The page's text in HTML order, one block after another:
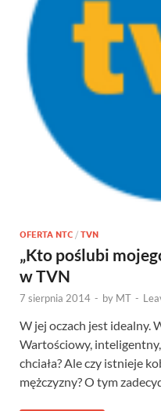
OFERTA NTC / TVN
„Kto poślubi
w TVN
7 sierpnia 2014 - by MT -
W jej oczach jest idealny.
Wartościowy,
chciała? Ale czy istnieje
mężczyzny? O tym